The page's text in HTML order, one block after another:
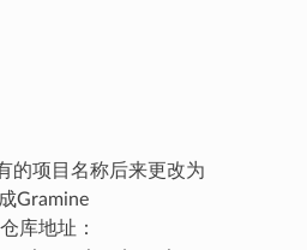
的项目名称后来更改为
Gramine
库地址：